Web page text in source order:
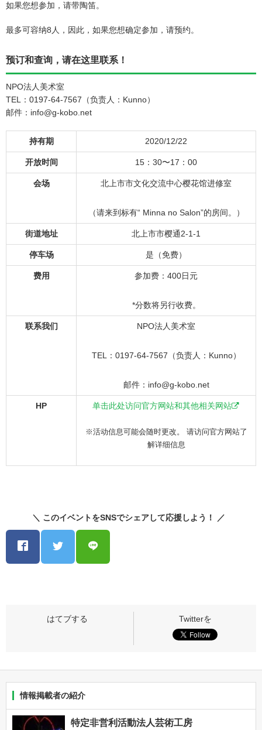
如果您想参加，请带陶笛。
最多可容纳8人，因此，如果您想确定参加，请预约。
预订和查询，请在这里联系！
NPO法人美术室
TEL：0197-64-7567（负责人：Kunno）
邮件：info@g-kobo.net
持有期 2020/12/22
开放时间 15：30〜17：00
会场 北上市市文化交流中心樱花馆进修室
（请来到标有“ Minna no Salon”的房间。）
街道地址 北上市市樱通2-1-1
停车场 是（免费）
费用 参加费：400日元
*分数将另行收费。
联系我们 NPO法人美术室
TEL：0197-64-7567（负责人：Kunno）
邮件：info@g-kobo.net
HP 单击此处访问官方网站和其他相关网站
※活动信息可能会随时更改。 请访问官方网站了
解详细信息
＼ このイベントをSNSでシェアして応援しよう！ ／
情報掲載者の紹介
特定非営利活動法人芸術工房